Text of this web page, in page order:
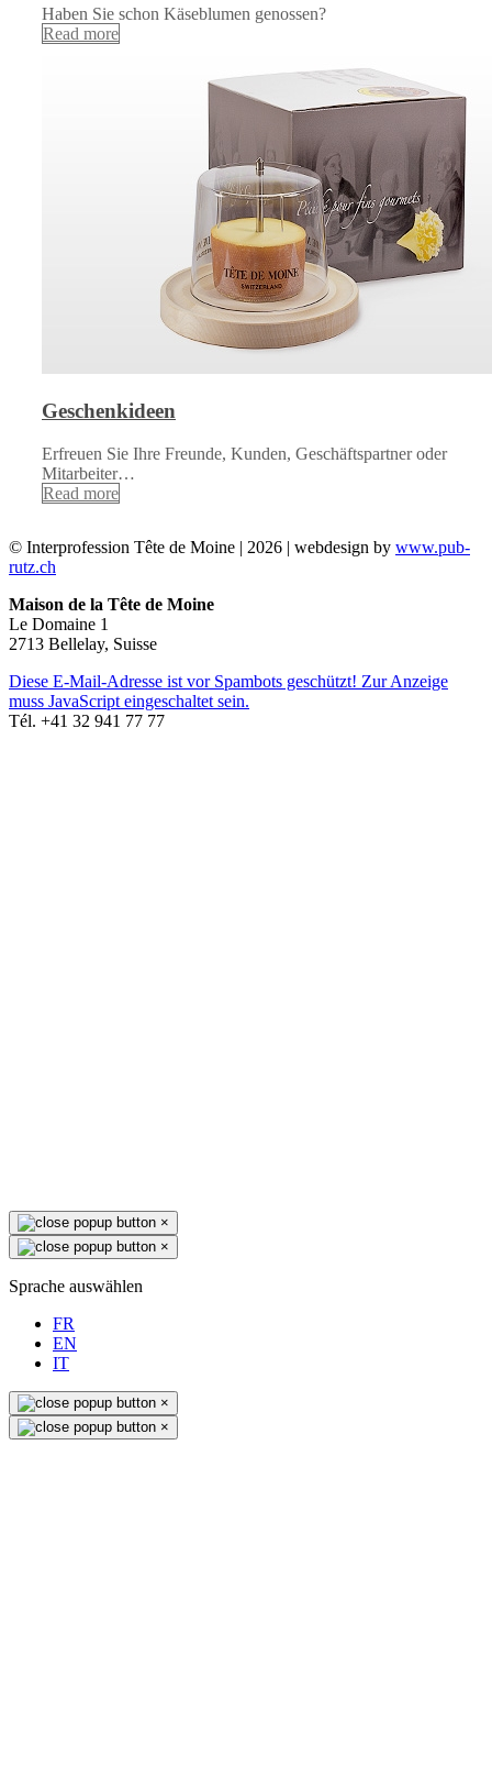
Haben Sie schon Käseblumen genossen?
Read more
Geschenkideen
Erfreuen Sie Ihre Freunde, Kunden, Geschäftspartner oder
Mitarbeiter…
Read more
© Interprofession Tête de Moine | 2026 | webdesign by www.pub-
rutz.ch
Maison de la Tête de Moine
Le Domaine 1
2713 Bellelay, Suisse
Diese E-Mail-Adresse ist vor Spambots geschützt! Zur Anzeige
muss JavaScript eingeschaltet sein.
Tél. +41 32 941 77 77
×
×
Sprache auswählen
FR
EN
IT
×
×